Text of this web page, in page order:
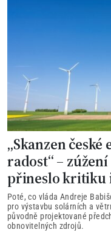
„Skanzen
radost“ –
přineslo kritiku
Poté, co vláda Andreje
pro výstavbu solárních a
původně projektované
obnovitelných zdrojů.